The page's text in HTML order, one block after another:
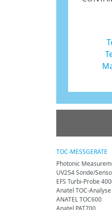
TOC-MESSGERÄTE
Photonic
UV254 Sonde/
EFS Turbi-Probe
Anatel TOC-Analyse
ANATEL TOC600
Anatel PAT700